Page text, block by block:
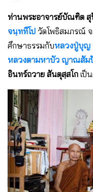
ท่านพระอาจารย์บัณฑิต
จนฺททีโป วัดโพธิสมภรณ์ จ
ศึกษาธรรมกับหลวงปู่บุญ
หลวงตามหาบัว ญาณสัม
อินทร์ถวาย สันตุสฺสโก เป็